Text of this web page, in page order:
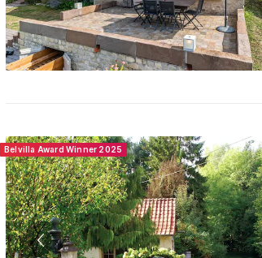
Belvilla Award Winner 2025